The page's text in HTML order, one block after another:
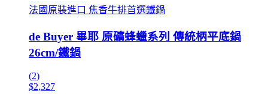
法國原裝進口 焦香牛排首選鐵鍋
de Buyer 畢耶 原礦蜂蠟系列 傳統柄平底鍋
26cm/鐵鍋
(2)
$2,327